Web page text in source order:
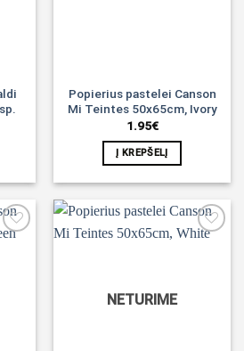
Popierius pastelei Canson
Mi Teintes 50x65cm, Ivory
1.95€
Į KREPŠELĮ
NETURIME